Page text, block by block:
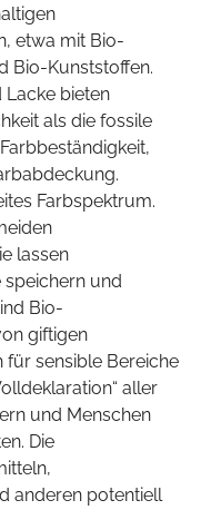
etwa mit Bio-
Bio-Kunststoffen.
Lacke bieten
als die fossile
Farbspektrum.
lassen
und
Bio-
giftigen
sensible Bereiche
aller
und Menschen
Die
anderen potentiell